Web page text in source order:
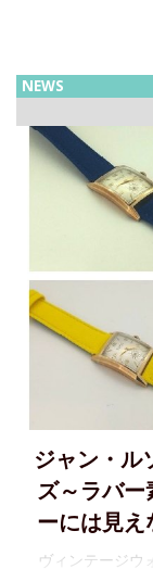
BERINGから
とったソーラ
NEWS
ジャン・ル
ズ～ラバー
ーには見え
ヴィンテージウ